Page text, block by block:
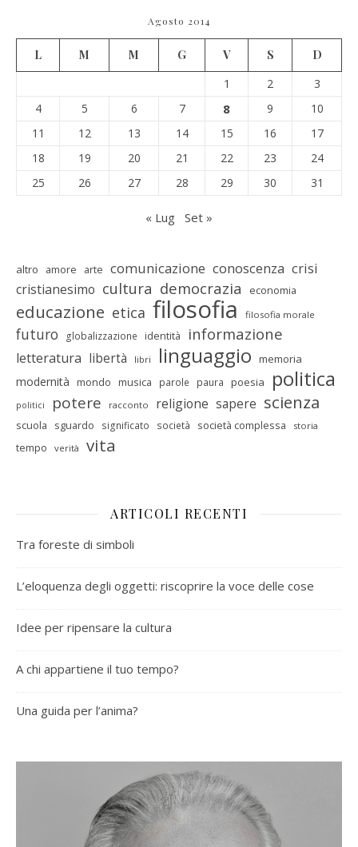
Agosto 2014
L M M G V S
D
1
2
3
4
5 6 7 8 9
10
11
12 13 14 15 16
17
18
19 20 21 22 23
24
25
26 27 28 29 30 31
« Lug Set »
altro amore arte comunicazione conoscenza crisi
cristianesimo cultura democrazia economia
educazione etica filosofia filosofia morale
futuro globalizzazione identità informazione
letteratura libertà libri linguaggio memoria
modernità mondo musica parole paura poesia politica
politici potere racconto religione sapere scienza
scuola sguardo significato società società complessa storia
tempo verità vita
ARTICOLI RECENTI
Tra foreste di simboli
L’eloquenza degli oggetti: riscoprire la voce delle cose
Idee per ripensare la cultura
A chi appartiene il tuo tempo?
Una guida per l’anima?